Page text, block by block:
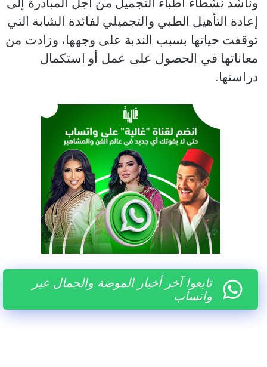
وناشد نشطاء أطباء التجميل من أجل المبادرة إلى
إعادة التأهيل الطبي والتجميلي لفائدة الشابة التي
توقفت حياتها بسبب الندبة على وجهها، وزادت من
معاناتها في الحصول على عمل أو استكمال
دراستها.
تابعوا آخر أخبار الموضة والجمال عبر
واتساب